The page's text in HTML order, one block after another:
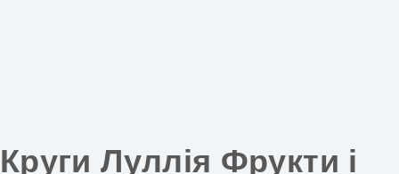
Круги Луллія Фрукти і